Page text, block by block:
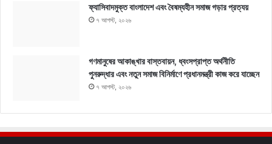
ফ্যাসিবাদমুক্ত বাংলাদেশ এবং বৈষম্যহীন সমাজ গড়ার প্রত্যয়
৭ আগস্ট, ২০২৬
গণমানুষের আকাঙ্খার বাস্তবায়ন, ধ্বংসপ্রাপ্ত অর্থনীতি
পুনরুদ্ধার এবং নতুন সমাজ বিনির্মাণে প্রধানমন্ত্রী কাজ করে যাচ্ছেন
৭ আগস্ট, ২০২৬